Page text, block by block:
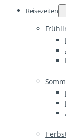
Reisezeiten